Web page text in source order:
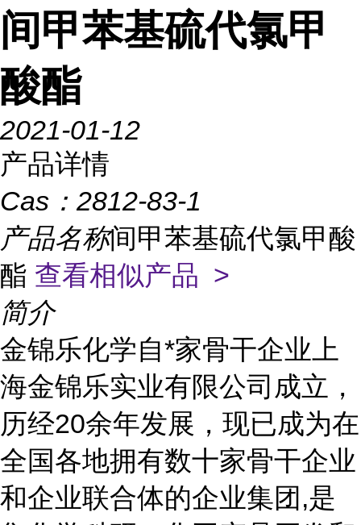
间甲苯基硫代氯甲
酸酯
2021-01-12
产品详情
Cas： 2812-83-1
产品名称间甲苯基硫代氯甲酸
酯 查看相似产品 >
简介
金锦乐化学自*家骨干企业上
海金锦乐实业有限公司成立，
历经20余年发展，现已成为在
全国各地拥有数十家骨干企业
和企业联合体的企业集团,是